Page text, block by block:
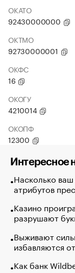
ОКАТО
92430000000
ОКТМО
92730000001
ОКФС
16
ОКОГУ
4210014
ОКОПФ
12300
Интересное
Насколько ваш
атрибутов
Казино
разрушают
Выживают
избавляются
Как банк